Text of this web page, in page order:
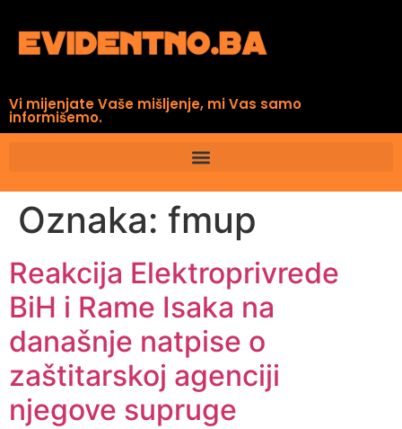
Vi mijenjate Vaše mišljenje, mi Vas samo
informišemo.
Oznaka: fmup
Reakcija Elektroprivrede
BiH i Rame Isaka na
današnje natpise o
zaštitarskoj agenciji
njegove supruge